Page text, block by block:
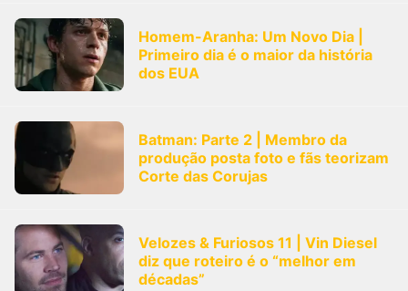
Homem-Aranha: Um Novo Dia |
Primeiro dia é o maior da história
dos EUA
Batman: Parte 2 | Membro da
produção posta foto e fãs teorizam
Corte das Corujas
Velozes & Furiosos 11 | Vin Diesel
diz que roteiro é o “melhor em
décadas”